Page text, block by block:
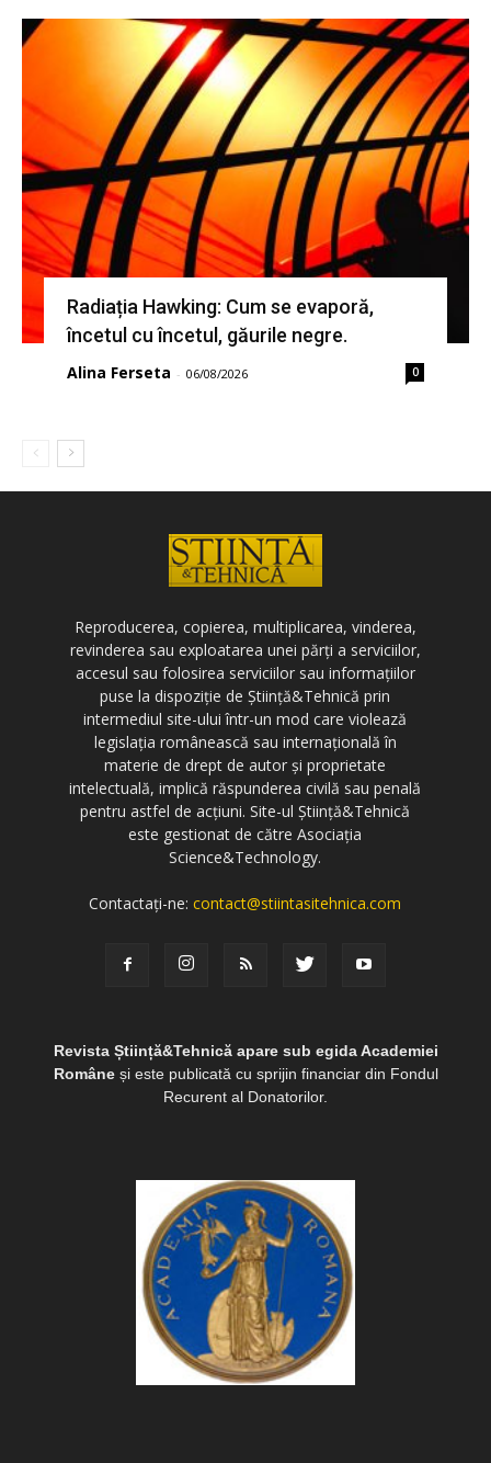
Radiația Hawking: Cum se evaporă,
încetul cu încetul, găurile negre.
Alina Ferseta - 06/08/2026 0
Reproducerea, copierea, multiplicarea, vinderea,
revinderea sau exploatarea unei părți a serviciilor,
accesul sau folosirea serviciilor sau informațiilor
puse la dispoziție de Știință&Tehnică prin
intermediul site-ului într-un mod care violează
legislația românească sau internațională în
materie de drept de autor și proprietate
intelectuală, implică răspunderea civilă sau penală
pentru astfel de acțiuni. Site-ul Știință&Tehnică
este gestionat de către Asociația
Science&Technology.
Contactați-ne:contact@stiintasitehnica.com
Revista Știință&Tehnică apare sub egida Academiei
Româneși este publicată cu sprijin financiar din Fondul
Recurent al Donatorilor.